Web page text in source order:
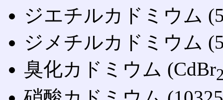
ジエチルカドミウム
ジメチルカドミウム
臭化カドミウム (CdBr